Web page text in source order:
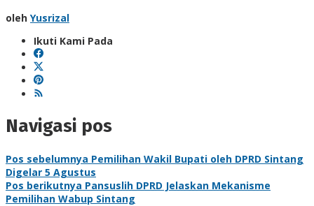
oleh Yusrizal
Ikuti Kami Pada
Navigasi pos
Pos sebelumnya Pemilihan Wakil Bupati oleh DPRD Sintang
Digelar 5 Agustus
Pos berikutnya Pansuslih DPRD Jelaskan Mekanisme
Pemilihan Wabup Sintang